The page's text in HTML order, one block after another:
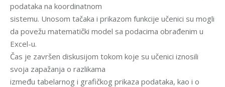
podataka na koordinatnom
sistemu. Unosom tačaka i prikazom funkcije učenici su mogli
da povežu matematički model sa podacima obrađenim u
Excel-u.
Čas je završen diskusijom tokom koje su učenici iznosili
svoja zapažanja o razlikama
između tabelarnog i grafičkog prikaza podataka, kao i o